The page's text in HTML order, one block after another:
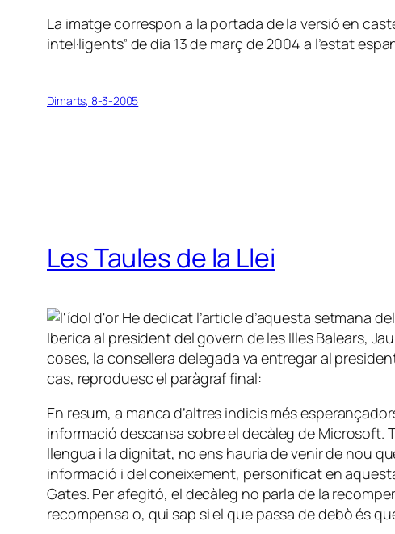
La imatge correspon a la portada de la versió en
intel·ligents” de dia 13 de març de 2004 a l’estat
Dimarts, 8-3-2005
Les Taules de la Llei
He dedicat l’article d’aquesta setmana del
Iberica al president del govern de les Illes Balears,
coses, la consellera delegada va entregar al
cas, reproduesc el paràgraf final:
En resum, a manca d’altres indicis més
informació descansa sobre el decàleg de Microsoft.
llengua i la dignitat, no ens hauria de venir de nou
informació i del coneixement, personificat en
Gates. Per afegitó, el decàleg no parla de la
recompensa o, qui sap si el que passa de debò és